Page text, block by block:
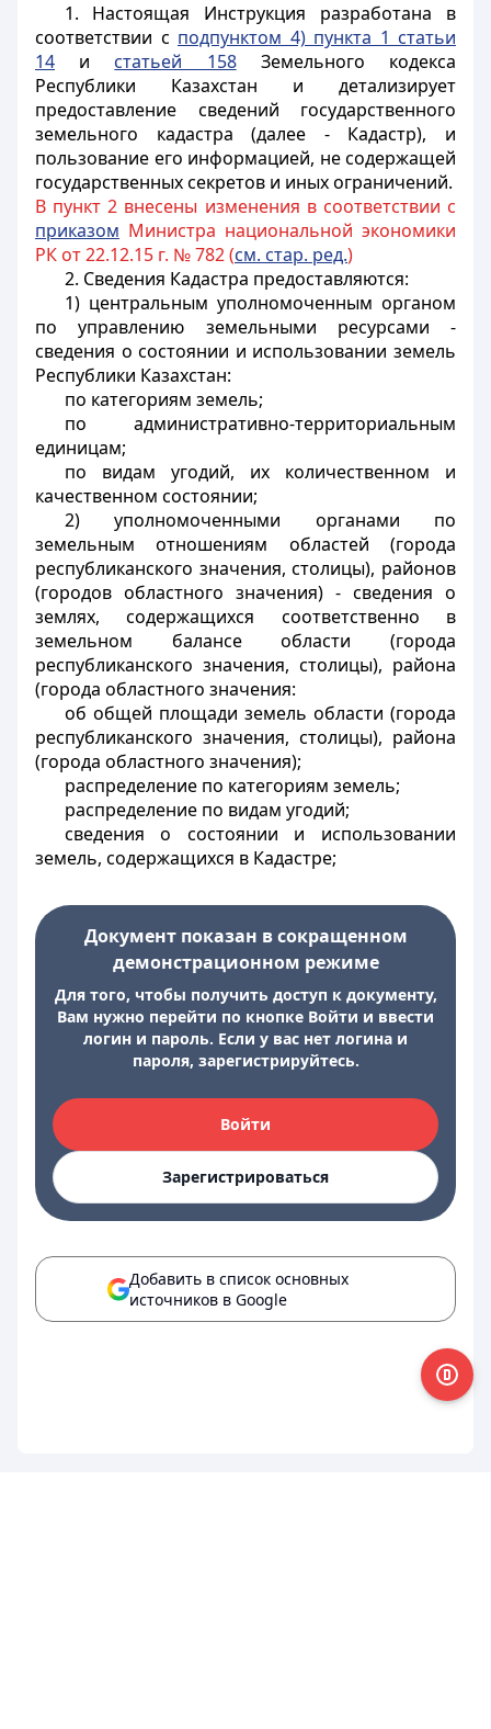
1. Настоящая Инструкция разработана в
соответствии с подпунктом 4) пункта 1 статьи
14 и статьей 158Земельного кодекса
Республики Казахстан и детализирует
предоставление сведений государственного
земельного кадастра (далее - Кадастр), и
пользование его информацией, не содержащей
государственных секретов и иных ограничений.
В пункт 2 внесены изменения в соответствии с
приказом Министра национальной экономики
РК от 22.12.15 г. № 782 (см. стар. ред.)
2. Сведения Кадастра предоставляются:
1) центральным уполномоченным органом
по управлению земельными ресурсами -
сведения о состоянии и использовании земель
Республики Казахстан:
по категориям земель;
по административно-территориальным
единицам;
по видам угодий, их количественном и
качественном состоянии;
2) уполномоченными органами по
земельным отношениям областей (города
республиканского значения, столицы), районов
(городов областного значения) - сведения о
землях, содержащихся соответственно в
земельном балансе области (города
республиканского значения, столицы), района
(города областного значения:
об общей площади земель области (города
республиканского значения, столицы), района
(города областного значения);
распределение по категориям земель;
распределение по видам угодий;
сведения о состоянии и использовании
земель, содержащихся в Кадастре;
Документ показан в сокращенном
демонстрационном режиме
Для того, чтобы получить доступ к документу,
Вам нужно перейти по кнопке Войти и ввести
логин и пароль. Если у вас нет логина и
пароля, зарегистрируйтесь.
Войти
Зарегистрироваться
Добавить в список основных
источников в Google